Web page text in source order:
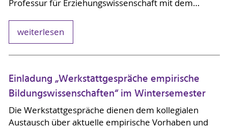
Professur für Erziehungswissenschaft mit dem…
weiterlesen
Einladung „Werkstattgespräche empirische
Bildungswissenschaften“ im Wintersemester
Die Werkstattgespräche dienen dem kollegialen
Austausch über aktuelle empirische Vorhaben und